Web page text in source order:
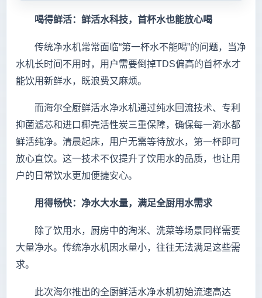
喝得鲜活：鲜活水科技，首杯水也能放心喝
传统净水机常常面临“第一杯水不能喝”的问题，当净
水机长时间不用时，用户需要倒掉TDS偏高的首杯水才
能饮用新鲜水，既浪费又麻烦。
而海尔全厨鲜活水净水机通过纯水回流技术、专利
抑菌滤芯和进口椰壳活性炭三重保障，确保每一滴水都
鲜活纯净。清晨起床，用户无需等待放水，第一杯即可
放心直饮。这一技术不仅提升了饮用水的品质，也让用
户的日常饮水更加便捷安心。
用得畅快：净水大水量，满足全厨用水需求
除了饮用水，厨房中的淘米、洗菜等场景同样需要
大量净水。传统净水机因水量小，往往无法满足这些需
求。
此次海尔推出的全厨鲜活水净水机初始流速高达